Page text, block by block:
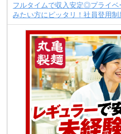
フルタイムで収入安定◎プライ
みたい方にピッタリ！社員登用